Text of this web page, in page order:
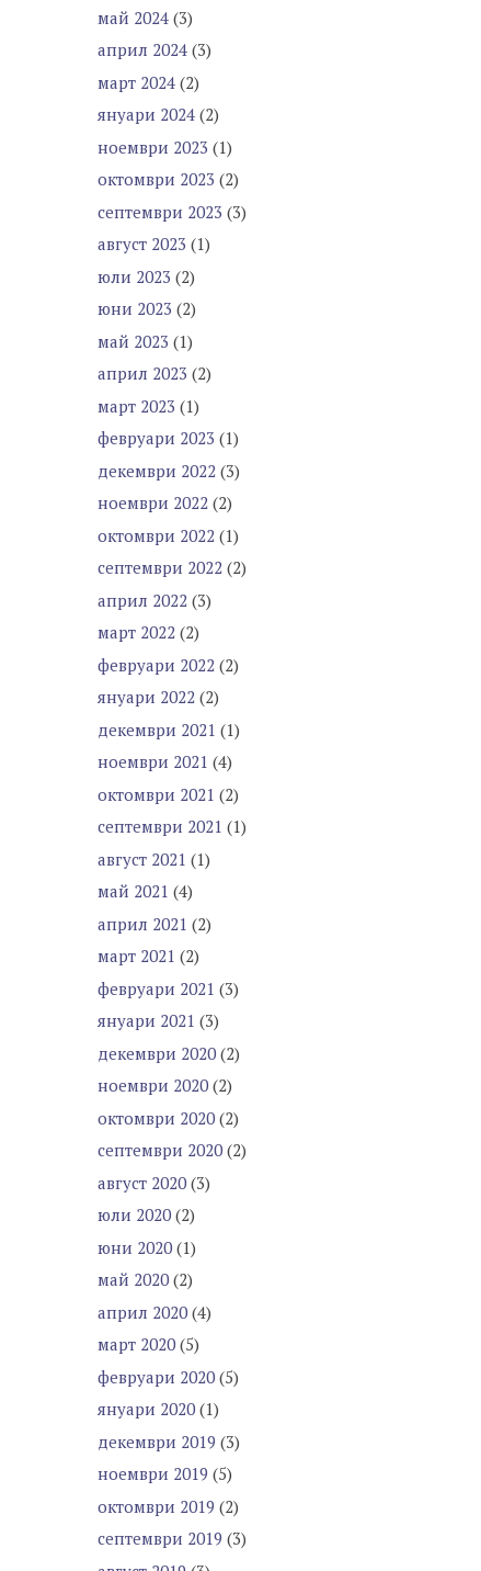
май 2024 (3)
април 2024 (3)
март 2024 (2)
януари 2024 (2)
ноември 2023 (1)
октомври 2023 (2)
септември 2023 (3)
август 2023 (1)
юли 2023 (2)
юни 2023 (2)
май 2023 (1)
април 2023 (2)
март 2023 (1)
февруари 2023 (1)
декември 2022 (3)
ноември 2022 (2)
октомври 2022 (1)
септември 2022 (2)
април 2022 (3)
март 2022 (2)
февруари 2022 (2)
януари 2022 (2)
декември 2021 (1)
ноември 2021 (4)
октомври 2021 (2)
септември 2021 (1)
август 2021 (1)
май 2021 (4)
април 2021 (2)
март 2021 (2)
февруари 2021 (3)
януари 2021 (3)
декември 2020 (2)
ноември 2020 (2)
октомври 2020 (2)
септември 2020 (2)
август 2020 (3)
юли 2020 (2)
юни 2020 (1)
май 2020 (2)
април 2020 (4)
март 2020 (5)
февруари 2020 (5)
януари 2020 (1)
декември 2019 (3)
ноември 2019 (5)
октомври 2019 (2)
септември 2019 (3)